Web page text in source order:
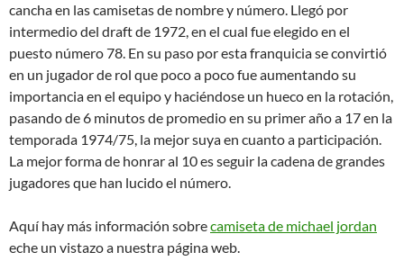
cancha en las camisetas de nombre y número. Llegó por
intermedio del draft de 1972, en el cual fue elegido en el
puesto número 78. En su paso por esta franquicia se convirtió
en un jugador de rol que poco a poco fue aumentando su
importancia en el equipo y haciéndose un hueco en la rotación,
pasando de 6 minutos de promedio en su primer año a 17 en la
temporada 1974/75, la mejor suya en cuanto a participación.
La mejor forma de honrar al 10 es seguir la cadena de grandes
jugadores que han lucido el número.
Aquí hay más información sobrecamiseta de michael jordan
eche un vistazo a nuestra página web.